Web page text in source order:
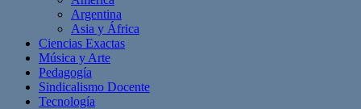
Argentina
Asia y África
Ciencias Exactas
Música y Arte
Pedagogía
Sindicalismo Docente
Tecnología